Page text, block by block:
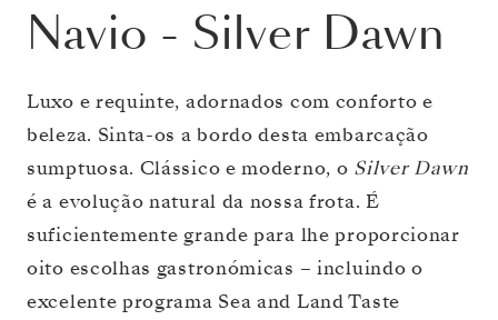
Navio - Silver Dawn
Luxo e requinte, adornados com conforto e
beleza. Sinta-os a bordo desta embarcação
sumptuosa. Clássico e moderno, o Silver Dawn
é a evolução natural da nossa frota. É
suficientemente grande para lhe proporcionar
oito escolhas gastronómicas – incluindo o
excelente programa Sea and Land Taste